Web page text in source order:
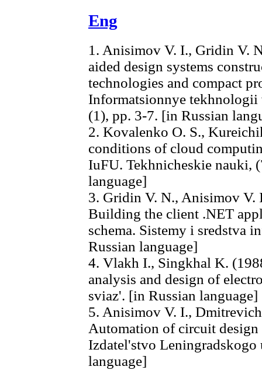
Eng
1. Anisimov V. I., Gridin V.
aided design systems
technologies and compact
Informatsionnye
(1), pp. 3-7. [in Russian
2. Kovalenko O. S.,
conditions of cloud
IuFU. Tekhnicheskie nauki,
language]
3. Gridin V. N., Anisimov V.
Building the client .NET
schema. Sistemy i sredstva
Russian language]
4. Vlakh I., Singkhal K.
analysis and design of
sviaz'. [in Russian language]
5. Anisimov V. I.,
Automation of circuit
Izdatel'stvo
language]